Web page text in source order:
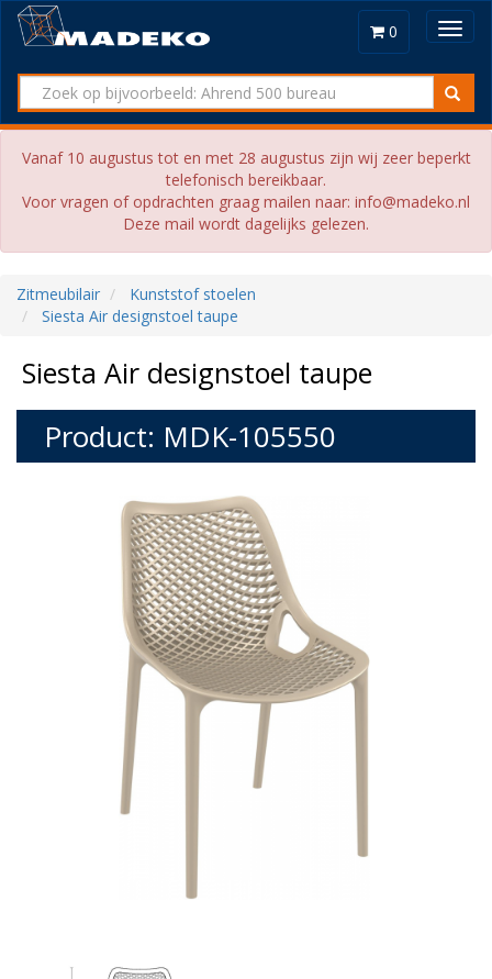
0
Vanaf 10 augustus tot en met 28 augustus zijn wij zeer beperkt
telefonisch bereikbaar.
Voor vragen of opdrachten graag mailen naar: info@madeko.nl
Deze mail wordt dagelijks gelezen.
Zitmeubilair
Kunststof stoelen
Siesta Air designstoel taupe
Siesta Air designstoel taupe
Product: MDK-105550